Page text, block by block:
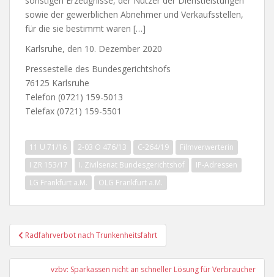
sowie der gewerblichen Abnehmer und Verkaufsstellen,
für die sie bestimmt waren […]
Karlsruhe, den 10. Dezember 2020
Pressestelle des Bundesgerichtshofs
76125 Karlsruhe
Telefon (0721) 159-5013
Telefax (0721) 159-5501
11 U 71/16 2-03 O 476/13 C-264/19
Filmverwerterin
I ZR 153/17
I. Zivilsenat Bundesgerichtshof
IP-Adressen
LG Frankfurt a.M.
OLG Frankfurt a.M.
Beitragsnavigation
Radfahrverbot nach Trunkenheitsfahrt
vzbv: Sparkassen nicht an schneller Lösung für Verbraucher